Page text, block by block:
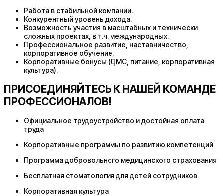
Работа в стабильной компании.
Конкурентный уровень дохода.
Возможность участия в масштабных и технически
сложных проектах, в т.ч. международных.
Профессиональное развитие, наставничество,
корпоративное обучение.
Корпоративные бонусы (ДМС, питание, корпоративная
культура).
ПРИСОЕДИНЯЙТЕСЬ К НАШЕЙ КОМАНДЕ
ПРОФЕССИОНАЛОВ!
Официальное трудоустройство и достойная оплата
труда
Корпоративные программы по развитию компетенций
Программа добровольного медицинского страхования
Бесплатная стоматология для детей сотрудников
Корпоративная культура